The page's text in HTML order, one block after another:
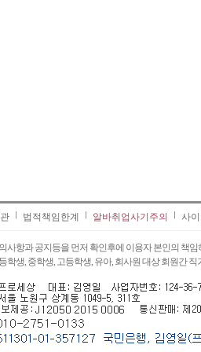
법적책임한계 알바취업사기주의 사
사항과 공지등을 먼저 확인후에 이용자 본인의 책임
학생, 중학생, 고등학생, 유아, 회사원 대상 회원간